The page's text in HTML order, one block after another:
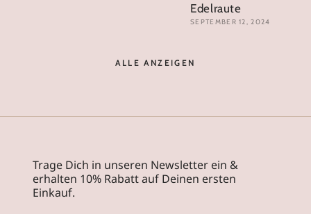
Edelraute
SEPTEMBER 12, 2024
ALLE ANZEIGEN
Trage Dich in unseren Newsletter ein &
erhalten 10% Rabatt auf Deinen ersten
Einkauf.